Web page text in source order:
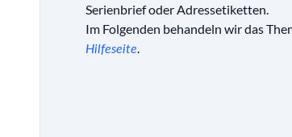
Serienbrief oder Adressetiketten.
Im Folgenden behandeln wir das
Hilfeseite